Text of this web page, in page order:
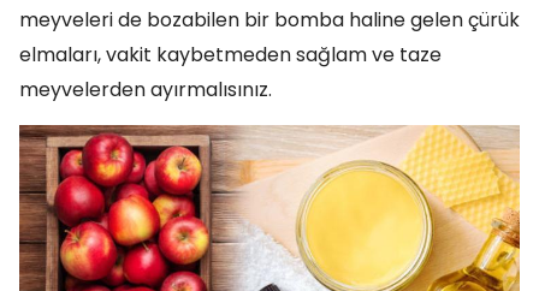
meyveleri de bozabilen bir bomba haline gelen çürük
elmaları, vakit kaybetmeden sağlam ve taze
meyvelerden ayırmalısınız.